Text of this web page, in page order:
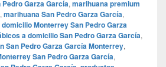
Garza García, marihuana premium
, marihuana San Pedro Garza García,
Monterrey San Pedro Garza
a domicilio San Pedro Garza García,
San Pedro Garza García Monterrey,
San Pedro Garza García,